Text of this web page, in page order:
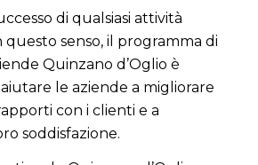
di qualsiasi attività
questo senso, il programma di
Quinzano d’Oglio è
le aziende a migliorare
con i clienti e a
soddisfazione.